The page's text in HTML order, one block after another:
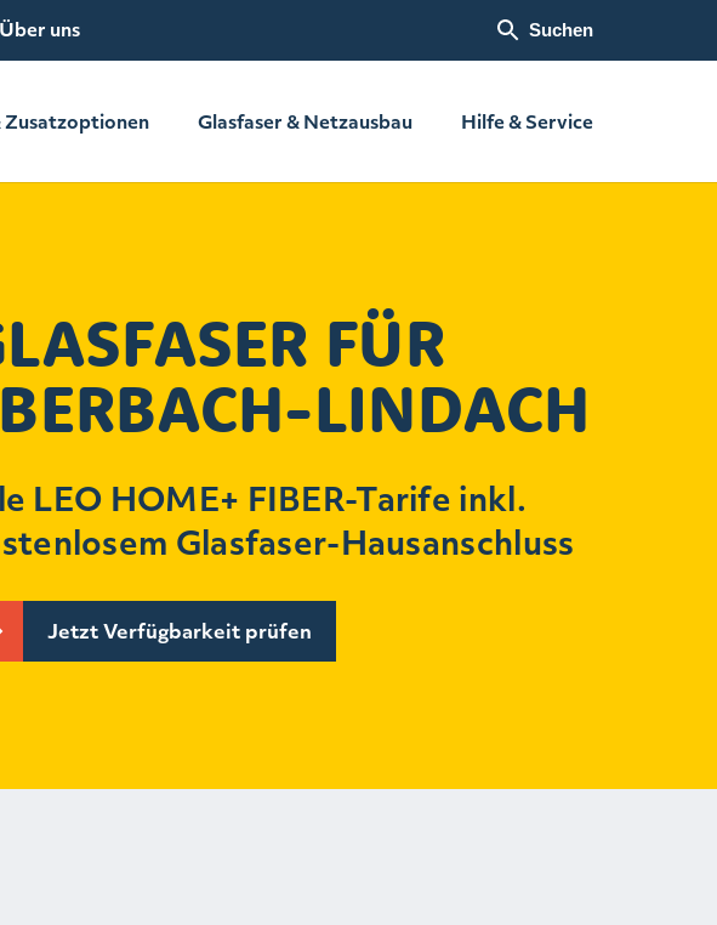
Über uns Suchen
Zusatzoptionen Glasfaser & Netzausbau Hilfe & Service
FÜR
LINDACH
LEO HOME+ FIBER-Tarife inkl.
Glasfaser-Hausanschluss
Jetzt Verfügbarkeit prüfen